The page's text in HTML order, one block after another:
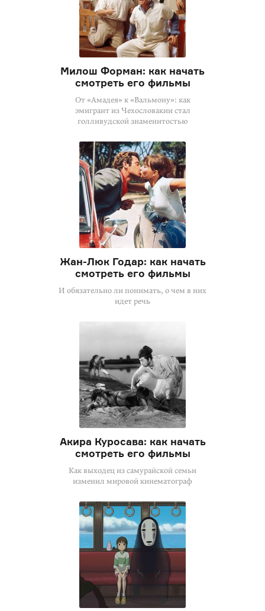
Милош Форман: как начать
смотреть его фильмы
От «Амадея» к «Вальмону»: как
эмигрант из Чехословакии стал
голливудской знаменитостью
Жан-Люк Годар: как начать
смотреть его фильмы
И обязательно ли понимать, о чем в них
идет речь
Акира Куросава: как начать
смотреть его фильмы
Как выходец из самурайской семьи
изменил мировой кинематограф